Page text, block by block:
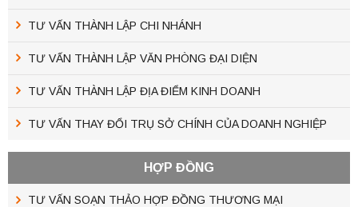
TƯ VẤN THÀNH LẬP CHI NHÁNH
TƯ VẤN THÀNH LẬP VĂN PHÒNG ĐẠI DIỆN
TƯ VẤN THÀNH LẬP ĐỊA ĐIỂM KINH DOANH
TƯ VẤN THAY ĐỔI TRỤ SỞ CHÍNH CỦA DOANH NGHIỆP
HỢP ĐỒNG
TƯ VẤN SOẠN THẢO HỢP ĐỒNG THƯƠNG MẠI